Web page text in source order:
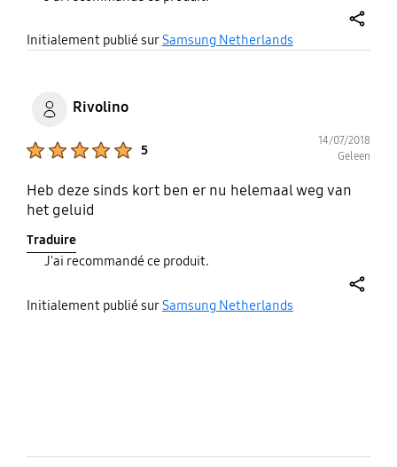
Initialement publié surSamsung Netherlands
Rivolino
5
14/07/2018
Geleen
Heb deze sinds kort ben er nu helemaal weg van
het geluid
Traduire
J'ai recommandé ce produit.
Initialement publié surSamsung Netherlands